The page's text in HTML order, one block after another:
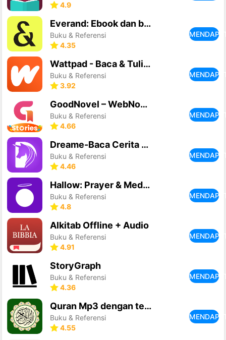
4.9
Everand: Ebook dan buku audio
Buku & Referensi
4.35
Wattpad - Baca & Tulis Cerita
Buku & Referensi
3.92
GoodNovel – WebNovel & Buku
Buku & Referensi
4.66
Dreame-Baca Cerita Romantis
Buku & Referensi
4.46
Hallow: Prayer & Meditation
Buku & Referensi
4.8
Alkitab Offline + Audio
Buku & Referensi
4.91
StoryGraph
Buku & Referensi
4.36
Quran Mp3 dengan terjemahan
Buku & Referensi
4.55